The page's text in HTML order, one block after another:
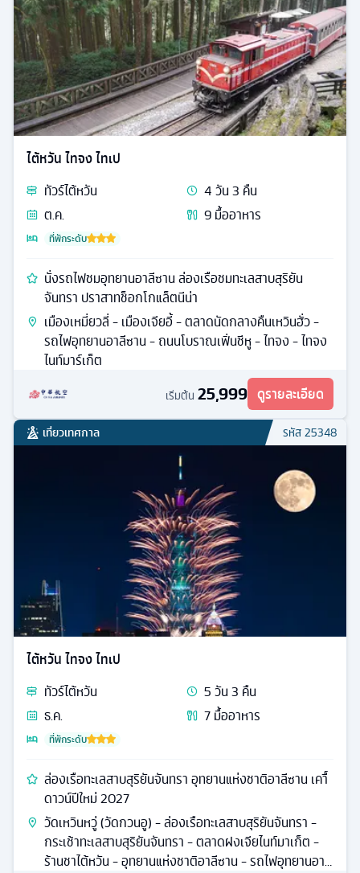
ไต้หวัน ไทจง ไทเป
ทัวร์ไต้หวัน 4วัน3 คืน
ต.ค.
9มื้ออาหาร
ที่พักระดับ
นั่งรถไฟชมอุทยานอาลีซาน ล่องเรือชมทะเลสาบสุริยัน
จันทรา ปราสาทช็อกโกแล็ตนีน่า
เมืองเหมี่ยวลี่ - เมืองเจียอี้ - ตลาดนัดกลางคืนเหวินฮั่ว -
รถไฟอุทยานอาลีซาน - ถนนโบราณเฟิ่นชีหู - ไทจง - ไทจง
ไนท์มาร์เก็ต
เริ่มต้น 25,999 ดูรายละเอียด
เที่ยวเทศกาล รหัส25348
ไต้หวัน ไทจง ไทเป
ทัวร์ไต้หวัน 5วัน3 คืน
ธ.ค.
7มื้ออาหาร
ที่พักระดับ
ล่องเรือทะเลสาบสุริยันจันทรา อุทยานแห่งชาติอาลีซาน เคาื์
ดาวน์ปีใหม่ 2027
วัดเหวินหวู่ (วัดกวนอู) - ล่องเรือทะเลสาบสุริยันจันทรา -
กระเช้าทะเลสาบสุริยันจันทรา - ตลาดฝงเจียไนท์มาเก็ต -
ร้านชาไต้หวัน - อุทยานแห่งชาติอาลีซาน - รถไฟอุทยานอาลี